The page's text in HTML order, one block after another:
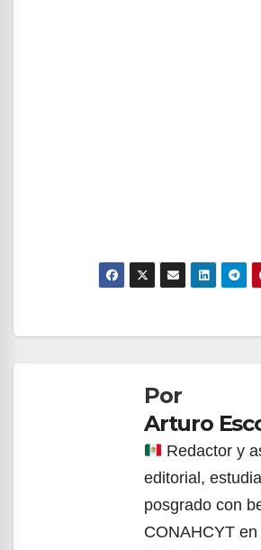
Navegación
entradasPor
Arturo
Redactor y
editorial,
posgrado con
CONAHCYT en